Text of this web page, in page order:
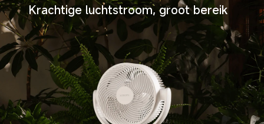
Krachtige luchtstroom, groot bereik